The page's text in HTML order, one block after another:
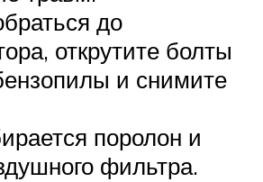
до
открутите болты
и снимите
поролон и
фильтра.